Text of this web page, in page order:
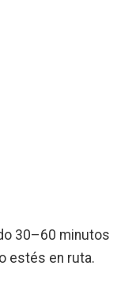
30–60 minutos
estés en ruta.